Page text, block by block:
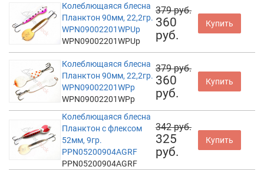
Колеблющаяся блесна
Планктон 90мм, 22,2гр.
WPN09002201WPUp
WPN09002201WPUp
379 руб.
360
руб.
Купить
Колеблющаяся блесна
Планктон 90мм, 22,2гр.
WPN09002201WPp
WPN09002201WPp
379 руб.
360
руб.
Купить
Колеблющаяся блесна
Планктон с флексом
52мм, 9гр.
PPN05200904AGRF
PPN05200904AGRF
342 руб.
325
руб.
Купить